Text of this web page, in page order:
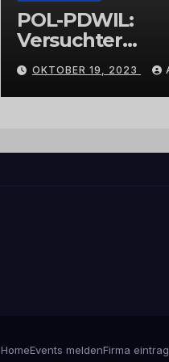
POL-PDWIL:
Versuchter
Einbruch im
Gewerbegebiet
Wittlich
OKTOBER 19, 2023
HomeEvents meldenFirma